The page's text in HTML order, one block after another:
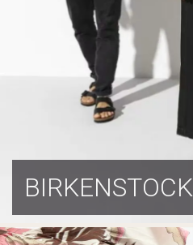
BIRKENSTOCK